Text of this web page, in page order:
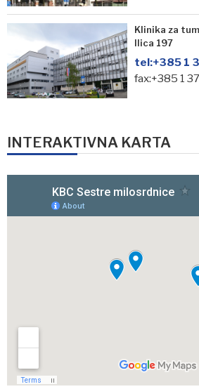
Klinika za
Ilica 197
tel:+385 1
fax:+385 1
INTERAKTIVNA KARTA